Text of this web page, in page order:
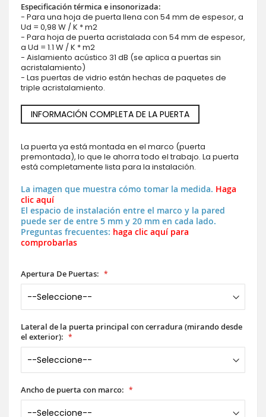
Especificación térmica e insonorizada:
- Para una hoja de puerta llena con 54 mm de espesor, a
Ud = 0,98 W / K * m2
- Para hoja de puerta acristalada con 54 mm de espesor,
a Ud = 1.1 W / K * m2
- Aislamiento acústico 31 dB (se aplica a puertas sin
acristalamiento)
- Las puertas de vidrio están hechas de paquetes de
triple acristalamiento.
INFORMACIÓN COMPLETA DE LA PUERTA
La puerta ya está montada en el marco (puerta
premontada), lo que le ahorra todo el trabajo. La puerta
está completamente lista para la instalación.
La imagen que muestra cómo tomar la medida. Haga
clic aquí
El espacio de instalación entre el marco y la pared
puede ser de entre 5 mm y 20 mm en cada lado.
Preguntas frecuentes: haga clic aquí para
comprobarlas
Apertura De Puertas:
Lateral de la puerta principal con cerradura (mirando desde
el exterior):
Ancho de puerta con marco: